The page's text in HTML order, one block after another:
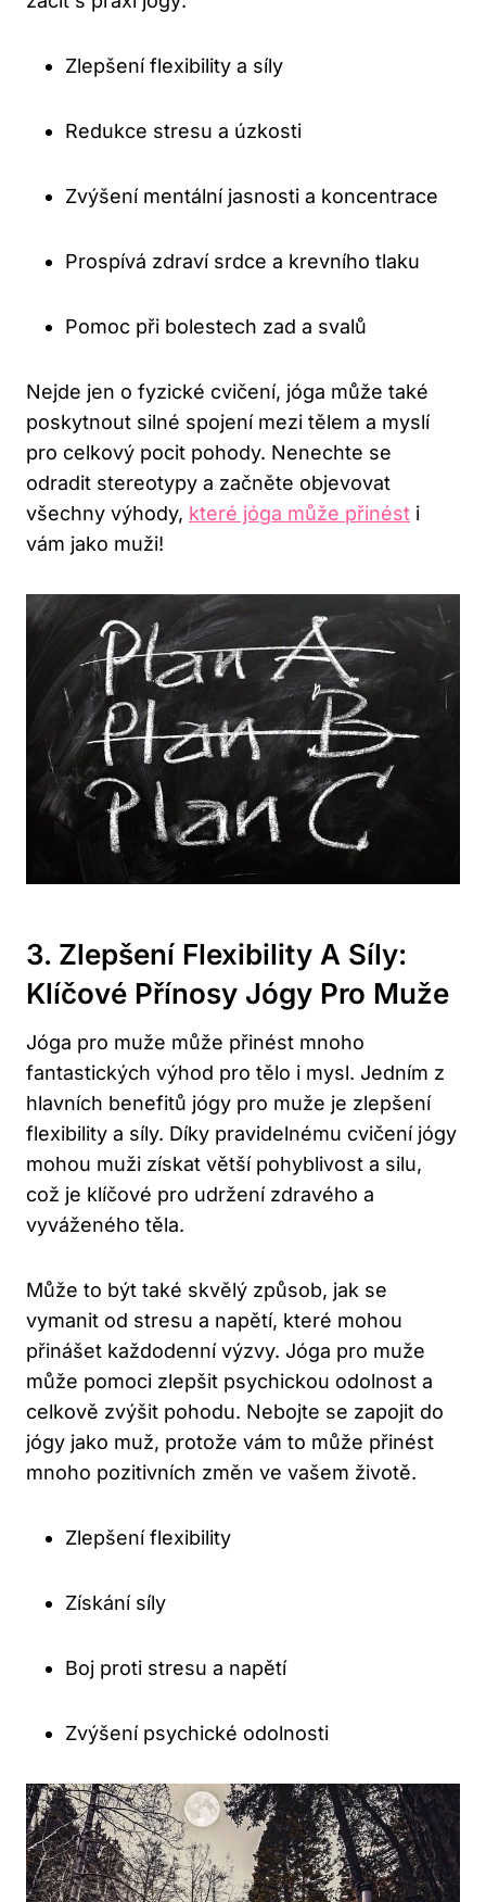
Zlepšení flexibility a síly
Redukce stresu a úzkosti
Zvýšení mentální jasnosti a koncentrace
Prospívá zdraví srdce a krevního tlaku
Pomoc při bolestech zad a svalů
Nejde jen o fyzické cvičení, jóga může také
poskytnout silné spojení mezi tělem a myslí
pro celkový pocit pohody. Nenechte se
odradit stereotypy a začněte objevovat
všechny výhody, které jóga může přinést i
vám jako muži!
3. Zlepšení Flexibility A Síly:
Klíčové Přínosy Jógy Pro Muže
Jóga pro muže může přinést mnoho
fantastických výhod pro tělo i mysl. Jedním z
hlavních benefitů jógy pro muže je zlepšení
flexibility a síly. Díky pravidelnému cvičení jógy
mohou muži získat větší pohyblivost a silu,
což je klíčové pro udržení zdravého a
vyváženého těla.
Může to být také skvělý způsob, jak se
vymanit od stresu a napětí, které mohou
přinášet každodenní výzvy. Jóga pro muže
může pomoci zlepšit psychickou odolnost a
celkově zvýšit pohodu. Nebojte se zapojit do
jógy jako muž, protože vám to může přinést
mnoho pozitivních změn ve vašem životě.
Zlepšení flexibility
Získání síly
Boj proti stresu a napětí
Zvýšení psychické odolnosti